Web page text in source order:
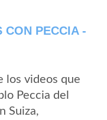
CON PECCIA -
los videos que
Peccia del
Suiza,